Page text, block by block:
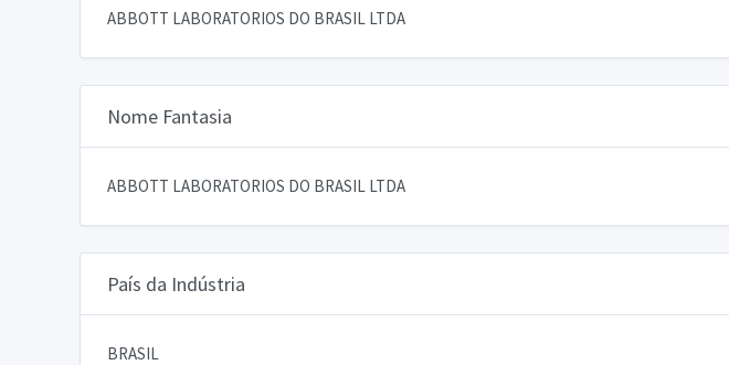
ABBOTT LABORATORIOS DO BRASIL LTDA
Nome Fantasia
ABBOTT LABORATORIOS DO BRASIL LTDA
País da Indústria
BRASIL